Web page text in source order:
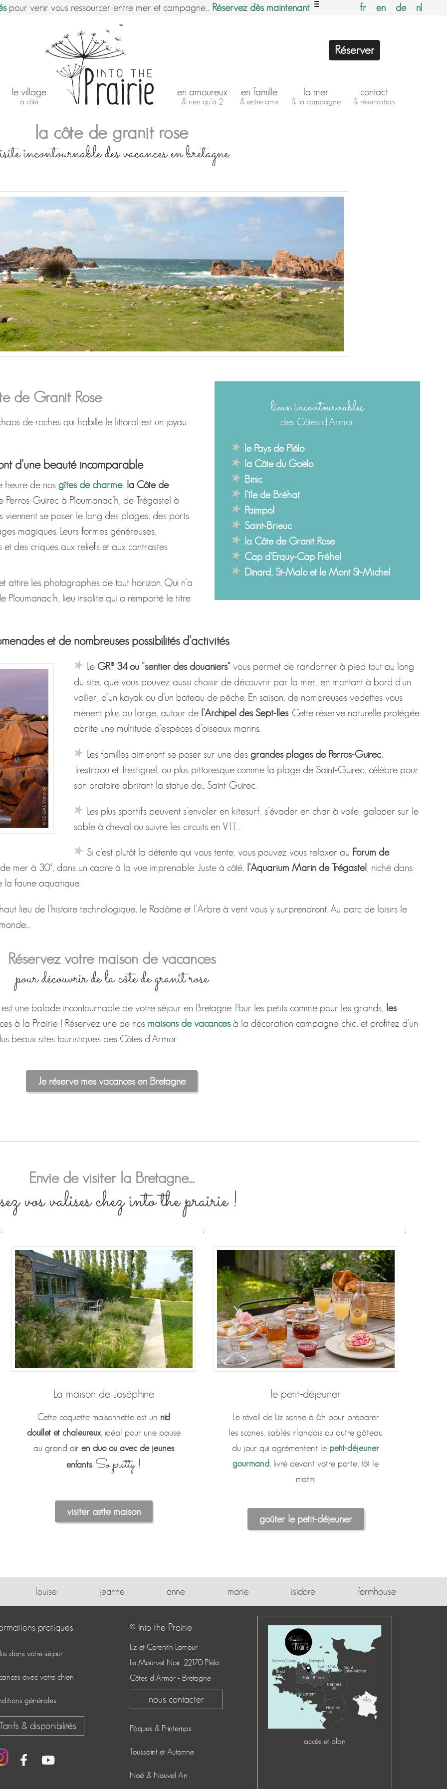
Réserver
pour venir vous ressourcer entre mer et campagne.... Réservez dès maintenant fr en de nl
le village
à côté
en amoureux
& rien qu'à 2
en famille
& entre amis
la mer
& la campagne
contact
& réservation
la côte de granit rose
incontournable des vacances en bretagne
lieux incontournables
des Côtes d'Armor
le Pays de Plélo
la Côte du Goëlo
Binic
l'île de Bréhat
Paimpol
Saint-Brieuc
la Côte de Granit Rose
Cap d'Erquy-Cap Fréhel
Dinard, St-Malo et le Mont St-Michel
de Granit Rose
de roches qui habille le littoral est un joyau
d'une beauté incomparable
heure de nos gîtes de charme, la Côte de
Perros-Guirec à Ploumanac’h, de Trégastel à
viennent se poser le long des plages, des ports
magiques. Leurs formes généreuses,
des criques aux reliefs et aux contrastes
attire les photographes de tout horizon. Qui n'a
Ploumanac'h, lieu insolite qui a remporté le titre
et de nombreuses possibilités d’activités
Le GR® 34 ou "sentier des douaniers"vous permet de randonner à pied tout au long
du site, que vous pouvez aussi choisir de découvrir par la mer, en montant à bord d’un
voilier, d’un kayak ou d’un bateau de pêche. En saison, de nombreuses vedettes vous
mènent plus au large, autour de l’Archipel des Sept-Iles. Cette réserve naturelle protégée
abrite une multitude d’espèces d’oiseaux marins.
Les familles aimeront se poser sur une des grandes plages de Perros-Guirec,
Trestraou et Trestignel, ou plus pittoresque comme la plage de Saint-Guirec, célèbre pour
son oratoire abritant la statue de... Saint-Guirec.
Les plus sportifs peuvent s’envoler en kitesurf, s’évader en char à voile, galoper sur le
sable à cheval ou suivre les circuits en VTT…
Si c’est plutôt la détente qui vous tente, vous pouvez vous relaxer au Forum de
mer à 30°, dans un cadre à la vue imprenable. Juste à côté, l’Aquarium Marin de Trégastel , niché dans
la faune aquatique.
lieu de l’histoire technologique, le Radôme et l’Arbre à vent vous y surprendront. Au parc de loisirs le
Réservez votre maison de vacances
pour découvrir de la côte de granit rose
une balade incontournable de votre séjour en Bretagne. Pour les petits comme pour les grands, les
à la Prairie ! Réservez une de nos maisons de vacancesà la décoration campagne-chic, et profitez d’un
beaux sites touristiques des Côtes d'Armor.
Je réserve mes vacances en Bretagne
Envie de visiter la Bretagne...
vos valises chez into the prairie !
;
La maison de Joséphine
Cette coquette maisonnette est un nid
douillet et chaleureux, idéal pour une pause
au grand airen duo ou avec de jeunes
enfants. So pretty !
visiter cette maison
;
le petit-déjeuner
Le réveil de Liz sonne à 6h pour préparer
les scones, sablés irlandais ou autre gâteau
du jour qui agrémentent le petit-déjeuner
gourmand, livré devant votre porte, tôt le
matin.
goûter le petit-déjeuner
;
louise jeanne anne marie isidore farmhouse
pratiques
dans votre séjour
avec votre chien
générales
& disponibilités
© Into the Prairie
Liz et Corentin Lamour
Le Mourvet Noir, 22170 Plélo
Côtes d'Armor - Bretagne
nous contacter
Pâques & Printemps
Toussaint et Automne
Noël & Nouvel An
accès et plan